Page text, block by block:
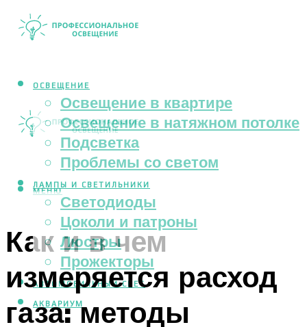
ОСВЕЩЕНИЕ
Освещение в квартире
Освещение в натяжном потолке
Подсветка
Проблемы со светом
ЛАМПЫ И СВЕТИЛЬНИКИ
Светодиоды
Цоколи и патроны
Люстры
Прожекторы
АВТОМОБИЛЬНЫЙ СВЕТ
АКВАРИУМ
МЕНЮ
Как и в чем
измеряется расход
газа: методы